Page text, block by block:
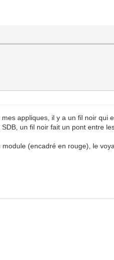
appliques, il y a un fil noir qui
un fil noir fait un pont entre
(encadré en rouge), le